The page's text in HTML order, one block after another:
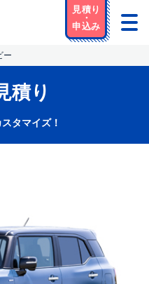
ー
積り
タマイズ！